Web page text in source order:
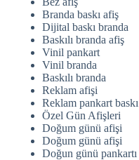
Branda baskı afiş
Dijital baskı branda
Baskılı branda afiş
Vinil pankart
Vinil branda
Baskılı branda
Reklam afişi
Reklam pankart baskı
Özel Gün Afişleri
Doğum günü afişi
Doğum günü afişi
Doğun günü pankartı